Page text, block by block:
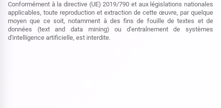
Conformément à la directive (UE) 2019/790 et aux législations nationales
applicables, toute reproduction et extraction de cette œuvre, par quelque
moyen que ce soit, notamment à des fins de fouille de textes et de
données (text and data mining) ou d'entraînement de systèmes
d'intelligence artificielle, est interdite.